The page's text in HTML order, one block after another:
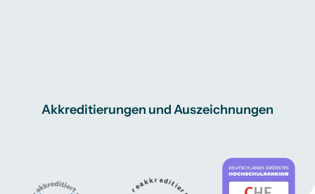
Akkreditierungen und Auszeichnungen